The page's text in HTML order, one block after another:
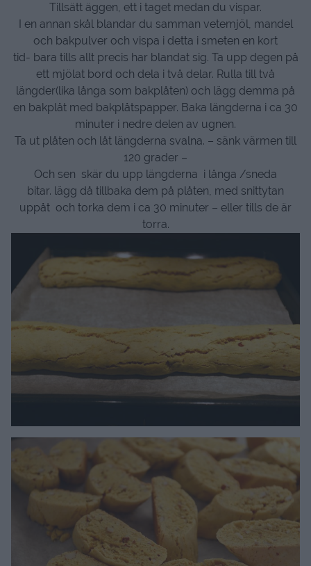
Tillsätt äggen, ett i taget medan du vispar.
I en annan skål blandar du samman vetemjöl, mandel
och bakpulver och vispa i detta i smeten en kort
tid- bara tills allt precis har blandat sig. Ta upp degen på
ett mjölat bord och dela i två delar. Rulla till två
längder(lika långa som bakplåten) och lägg demma på
en bakplåt med bakplåtspapper. Baka längderna i ca 30
minuter i nedre delen av ugnen.
Ta ut plåten och låt längderna svalna. – sänk värmen till
120 grader –
Och sen skär du upp längderna i långa /sneda
bitar. lägg då tillbaka dem på plåten, med snittytan
uppåt och torka dem i ca 30 minuter – eller tills de är
torra.